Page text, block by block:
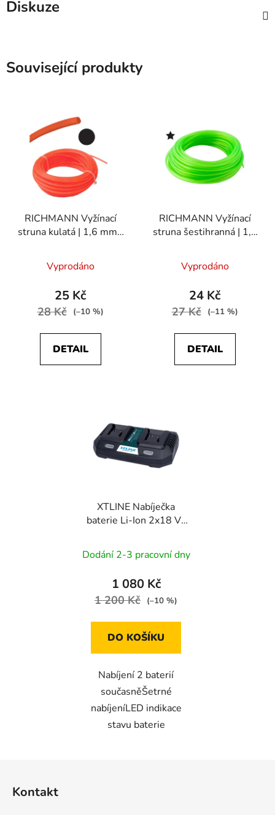
Diskuze
Související produkty
RICHMANN Vyžínací
struna kulatá | 1,6 mm /
Vyprodáno
25 Kč
28 Kč (–10 %)
DETAIL
RICHMANN Vyžínací
struna šestihranná | 1,6
Vyprodáno
24 Kč
27 Kč (–11 %)
DETAIL
XTLINE Nabíječka
baterie Li-Ion 2x18 V |
Dodání 2-3 pracovní dny
1 080 Kč
1 200 Kč (–10 %)
DO KOŠÍKU
Nabíjení 2 baterií
současněŠetrné
nabíjeníLED indikace
stavu baterie
Kontakt